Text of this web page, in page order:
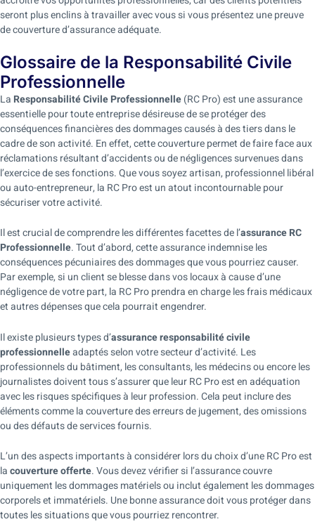
seront plus enclins à travailler avec vous si vous présentez une preuve
de couverture d’assurance adéquate.
Glossaire de la Responsabilité Civile
Professionnelle
La Responsabilité Civile Professionnelle(RC Pro) est une assurance
essentielle pour toute entreprise désireuse de se protéger des
conséquences financières des dommages causés à des tiers dans le
cadre de son activité. En effet, cette couverture permet de faire face aux
réclamations résultant d’accidents ou de négligences survenues dans
l’exercice de ses fonctions. Que vous soyez artisan, professionnel libéral
ou auto-entrepreneur, la RC Pro est un atout incontournable pour
sécuriser votre activité.
Il est crucial de comprendre les différentes facettes de l’assurance RC
Professionnelle. Tout d’abord, cette assurance indemnise les
conséquences pécuniaires des dommages que vous pourriez causer.
Par exemple, si un client se blesse dans vos locaux à cause d’une
négligence de votre part, la RC Pro prendra en charge les frais médicaux
et autres dépenses que cela pourrait engendrer.
Il existe plusieurs types d’assurance responsabilité civile
professionnelleadaptés selon votre secteur d’activité. Les
professionnels du bâtiment, les consultants, les médecins ou encore les
journalistes doivent tous s’assurer que leur RC Pro est en adéquation
avec les risques spécifiques à leur profession. Cela peut inclure des
éléments comme la couverture des erreurs de jugement, des omissions
ou des défauts de services fournis.
L’un des aspects importants à considérer lors du choix d’une RC Pro est
lacouverture offerte. Vous devez vérifier si l’assurance couvre
uniquement les dommages matériels ou inclut également les dommages
corporels et immatériels. Une bonne assurance doit vous protéger dans
toutes les situations que vous pourriez rencontrer.